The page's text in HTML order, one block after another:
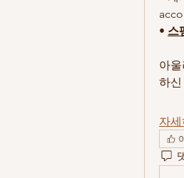
• 스
아
하신
자
0